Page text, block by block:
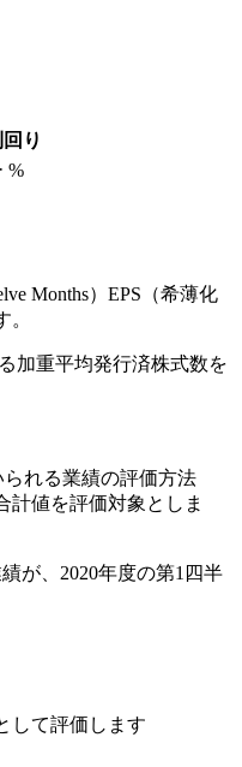
り
%
Months）EPS（希薄化
加重平均発行済株式数を
れる業績の評価方法
計値を評価対象としま
が、2020年度の第1四半
して評価します